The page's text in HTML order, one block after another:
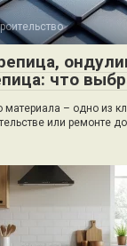
что
материала – одно из
или ремонте